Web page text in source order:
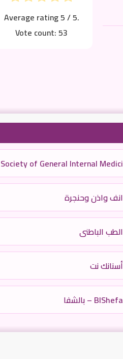
Average rating5/ 5.
Vote count:53
Society of General Internal Medici
انف واذن وحنجرة
الطب الباطني
أسنانك نت
BlShefa – بالشفا